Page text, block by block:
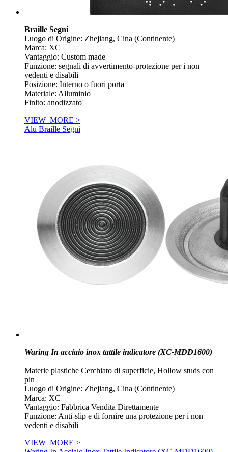
Braille Segni
Luogo di Origine: Zhejiang, Cina (Continente)
Marca: XC
Vantaggio: Custom made
Funzione: segnali di avvertimento-protezione per i non
vedenti e disabili
Posizione: Interno o fuori porta
Materiale: Alluminio
Finito: anodizzato
VIEW_MORE >
Alu Braille Segni
Waring In acciaio inox tattile indicatore (XC-MDD1600)
Materie plastiche Cerchiato di superficie, Hollow studs con
pin
Luogo di Origine: Zhejiang, Cina (Continente)
Marca: XC
Vantaggio: Fabbrica Vendita Direttamente
Funzione: Anti-slip e di fornire una protezione per i non
vedenti e disabili
VIEW_MORE >